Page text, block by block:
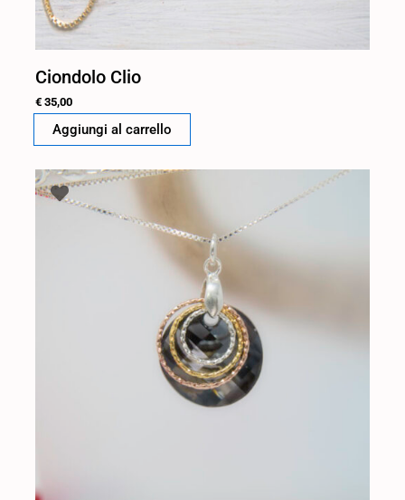
Ciondolo Clio
€ 35,00
Aggiungi al carrello